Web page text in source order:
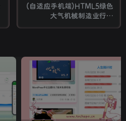
(自适应手机端)HTML5绿色
大气机械制造业行业